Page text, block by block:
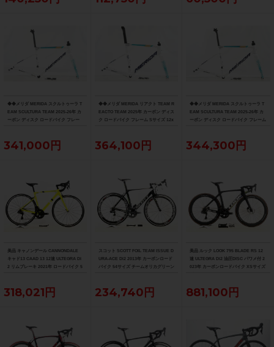
◆◆メリダ MERIDA スクルトゥーラ T
EAM SCULTURA TEAM 2025-26年 カ
ーボン ディスク ロードバイク フレー
341,000円
◆◆メリダ MERIDA リアクト TEAM R
EACTO TEAM 2025年 カーボン ディス
ク ロードバイク フレーム Sサイズ 12x
364,100円
◆◆メリダ MERIDA スクルトゥーラ T
EAM SCULTURA TEAM 2025-26年 カ
ーボン ディスク ロードバイク フレーム
344,300円
美品 キャノンデール CANNONDALE
キャド13 CAAD 13 12速 ULTEGRA Di
2 リムブレーキ 2021年 ロードバイク 5
318,021円
スコット SCOTT FOIL TEAM ISSUE D
URA-ACE Di2 2013年 カーボンロード
バイク 54サイズ チームオリカグリーン
234,740円
美品 ルック LOOK 795 BLADE RS 12
速 ULTEGRA Di2 油圧DISC パワメ付 2
023年 カーボンロードバイク XSサイズ
881,100円